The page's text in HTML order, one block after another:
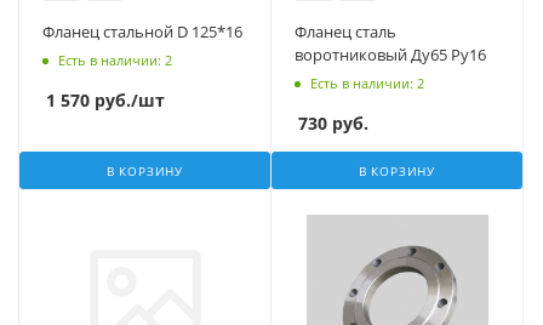
Фланец стальной D 125*16
Есть в наличии: 2
1 570 руб./шт
В КОРЗИНУ
Фланец сталь
воротниковый Ду65 Ру16
Есть в наличии: 2
730 руб.
В КОРЗИНУ